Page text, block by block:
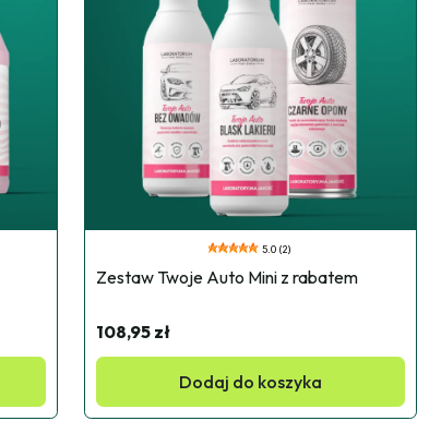
5.0 (2)
Zestaw Twoje Auto Mini z rabatem
108,95 zł
Dodaj do koszyka